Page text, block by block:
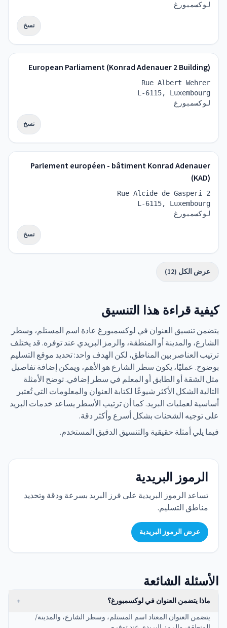
لوكسمبورغ
نسخ
European Parliament (Konrad Adenauer 2 Building)
Rue Albert Wehrer
L-6115, Luxembourg
لوكسمبورغ
نسخ
Parlement européen - bâtiment Konrad Adenauer
(KAD)
Rue Alcide de Gasperi 2
L-6115, Luxembourg
لوكسمبورغ
نسخ
عرض الكل (12)
كيفية قراءة هذا التنسيق
يتضمن تنسيق العنوان في لوكسمبورغ عادة اسم المستلم، وسطر
الشارع، والمدينة أو المنطقة، والرمز البريدي عند توفره. قد يختلف
ترتيب العناصر بين المناطق، لكن الهدف واحد: تحديد موقع التسليم
بوضوح. عمليًا، يكون سطر الشارع هو الأهم، ويمكن إضافة تفاصيل
مثل الشقة أو الطابق أو المعلم في سطر إضافي. توضح الأمثلة
التالية الشكل الأكثر شيوعًا لكتابة العنوان والمعلومات التي تُعتبر
أساسية لعمليات البريد. كما أن ترتيب الأسطر يساعد خدمات البريد
على توجيه الشحنات بشكل أسرع وأكثر دقة.
فيما يلي أمثلة حقيقية والتنسيق الدقيق المستخدم.
الرموز البريدية
تساعد الرموز البريدية على فرز البريد بسرعة ودقة وتحديد
مناطق التسليم.
عرض الرموز البريدية
الأسئلة الشائعة
ماذا يتضمن العنوان في لوكسمبورغ؟
+
يتضمن العنوان المعتاد اسم المستلم، وسطر الشارع، والمدينة/